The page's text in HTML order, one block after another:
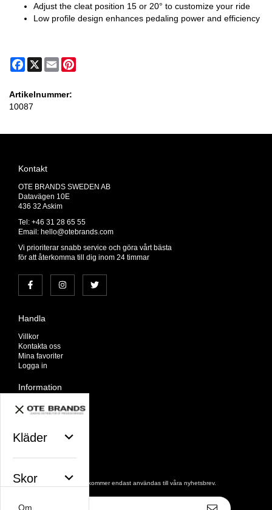
Kläder
Skor
Adjust the cleat position 15 or 20° to customize your ride
Low profile design enhances pedaling power and efficiency
Facebook
X Email
Artikelnummer:
10087
Kontakt
OTE BRANDS SWEDEN AB
Datavägen 10E
436 32 Askim
Tel: +46 31 28 65 55
Email: hello@otebrands.com
Vi prioriterar snabb service och göra vårt bästa
för att återkomma till dig inom 24 timmar
Handla
Villkor
Kontakta oss
Mina favoriter
Logga in
Information
Om oss
Nyheter
Avtalskund
Om cookies
De uppgifter du matar in kommer endast användas till våra nyhetsbrev.
Om